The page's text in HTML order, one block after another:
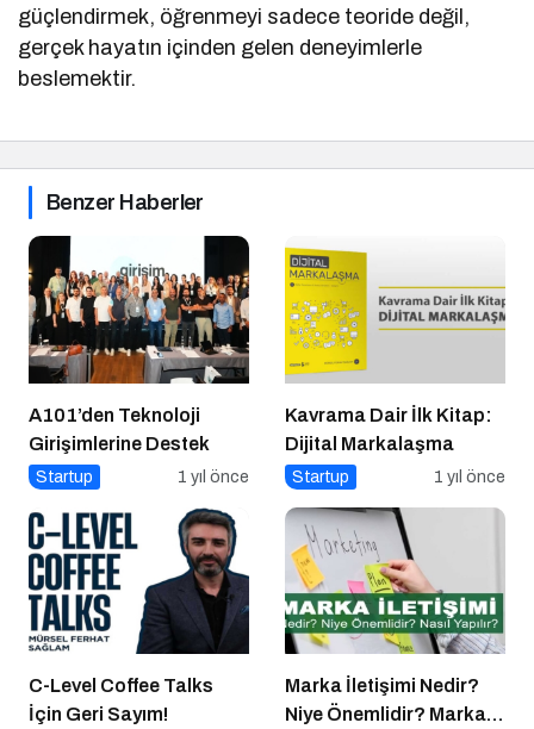
güçlendirmek, öğrenmeyi sadece teoride değil,
gerçek hayatın içinden gelen deneyimlerle
beslemektir.
Benzer Haberler
A101’den Teknoloji
Girişimlerine Destek
Startup 1 yıl önce
Kavrama Dair İlk Kitap:
Dijital Markalaşma
Startup 1 yıl önce
C-Level Coffee Talks
İçin Geri Sayım!
Marka İletişimi Nedir?
Niye Önemlidir? Marka